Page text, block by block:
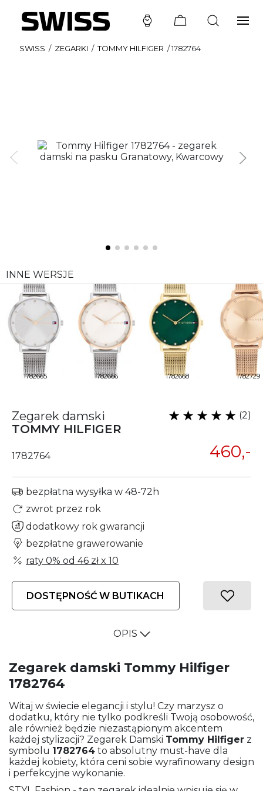
SWISS / ZEGARKI / TOMMY HILFIGER /1782764
INNE WERSJE
1782665 1782666 1782668 1782729
Zegarek damski
TOMMY HILFIGER
(2)
1782764 460,-
bezpłatna wysyłka w 48-72h
zwrot przez rok
dodatkowy rok gwarancji
bezpłatne grawerowanie
raty 0% od 46 złx 10
DOSTĘPNOŚĆ W BUTIKACH
OPIS
Zegarek damski Tommy Hilfiger
1782764
Witaj w świecie elegancji i stylu! Czy marzysz o
dodatku, który nie tylko podkreśli Twoją osobowość,
ale również będzie niezastąpionym akcentem
każdej stylizacji? Zegarek Damski Tommy Hilfiger z
symbolu 1782764 to absolutny must-have dla
każdej kobiety, która ceni sobie wyrafinowany design
i perfekcyjne wykonanie.